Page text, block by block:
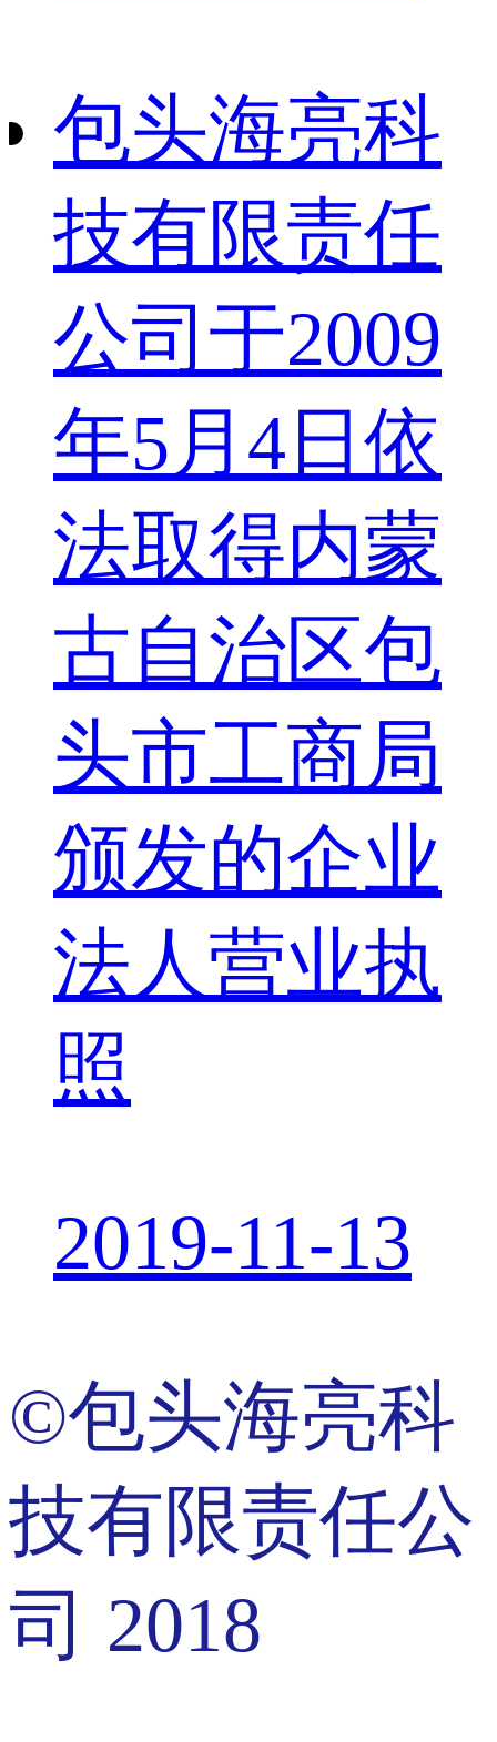
包头海亮科
技有限责任
公司于2009
年5月4日依
法取得内蒙
古自治区包
头市工商局
颁发的企业
法人营业执
照
2019-11-13
©包头海亮科
技有限责任公
司 2018